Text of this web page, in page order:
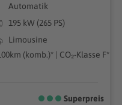
Automatik
195 kW (265 PS)
Limousine
(komb.)* | CO₂-Klasse F*
Superpreis